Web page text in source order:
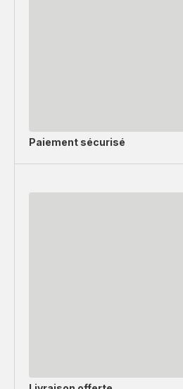
Paiement sécurisé